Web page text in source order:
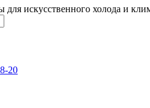
для искусственного холода и
20